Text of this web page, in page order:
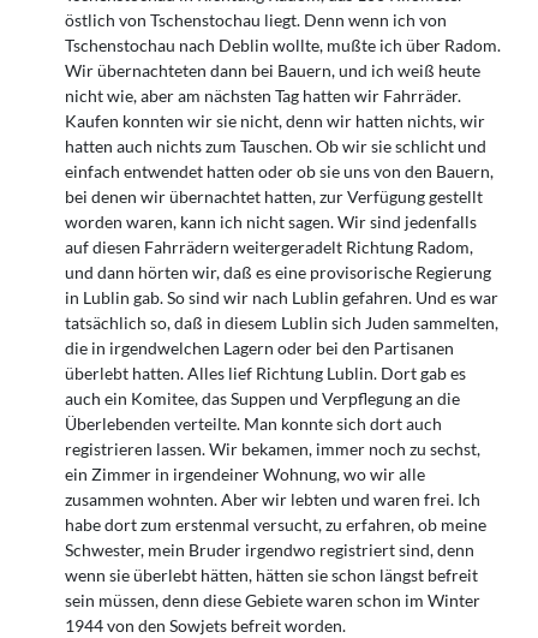
östlich von Tschenstochau liegt. Denn wenn ich von
Tschenstochau nach Deblin wollte, mußte ich über Radom.
Wir übernachteten dann bei Bauern, und ich weiß heute
nicht wie, aber am nächsten Tag hatten wir Fahrräder.
Kaufen konnten wir sie nicht, denn wir hatten nichts, wir
hatten auch nichts zum Tauschen. Ob wir sie schlicht und
einfach entwendet hatten oder ob sie uns von den Bauern,
bei denen wir übernachtet hatten, zur Verfügung gestellt
worden waren, kann ich nicht sagen. Wir sind jedenfalls
auf diesen Fahrrädern weitergeradelt Richtung Radom,
und dann hörten wir, daß es eine provisorische Regierung
in Lublin gab. So sind wir nach Lublin gefahren. Und es war
tatsächlich so, daß in diesem Lublin sich Juden sammelten,
die in irgendwelchen Lagern oder bei den Partisanen
überlebt hatten. Alles lief Richtung Lublin. Dort gab es
auch ein Komitee, das Suppen und Verpflegung an die
Überlebenden verteilte. Man konnte sich dort auch
registrieren lassen. Wir bekamen, immer noch zu sechst,
ein Zimmer in irgendeiner Wohnung, wo wir alle
zusammen wohnten. Aber wir lebten und waren frei. Ich
habe dort zum erstenmal versucht, zu erfahren, ob meine
Schwester, mein Bruder irgendwo registriert sind, denn
wenn sie überlebt hätten, hätten sie schon längst befreit
sein müssen, denn diese Gebiete waren schon im Winter
1944 von den Sowjets befreit worden.